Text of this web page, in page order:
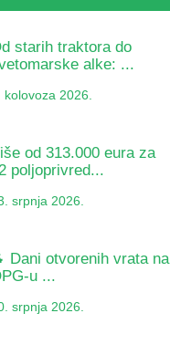
starih traktora do
alke: ...
kolovoza 2026.
od 313.000 eura za
poljoprivred...
srpnja 2026.
Dani otvorenih vrata na
u ...
srpnja 2026.